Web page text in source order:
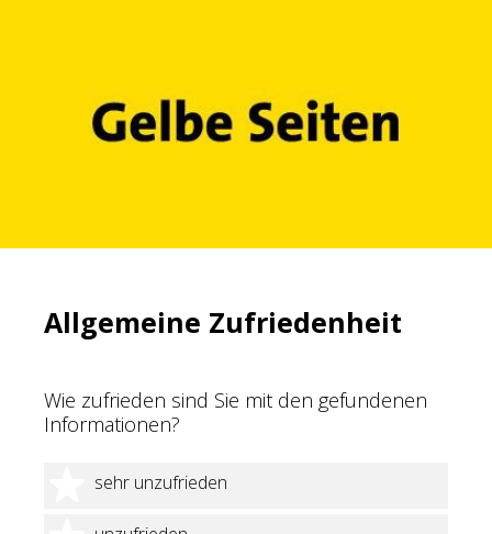
Allgemeine Zufriedenheit
Wie zufrieden sind Sie mit den gefundenen
Informationen?
sehr unzufrieden
1 Stern